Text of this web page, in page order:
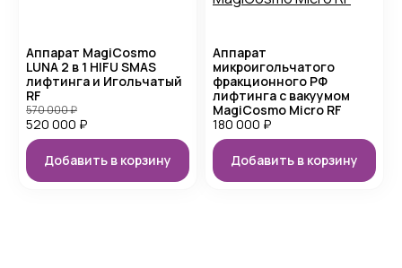
Аппарат MagiCosmo
LUNA 2 в 1 HIFU SMAS
лифтинга и Игольчатый
RF
520 000 ₽
570 000₽
Добавить в корзину
Аппарат
микроигольчатого
фракционного РФ
лифтинга с вакуумом
MagiCosmo Micro RF
180 000 ₽
Добавить в корзину